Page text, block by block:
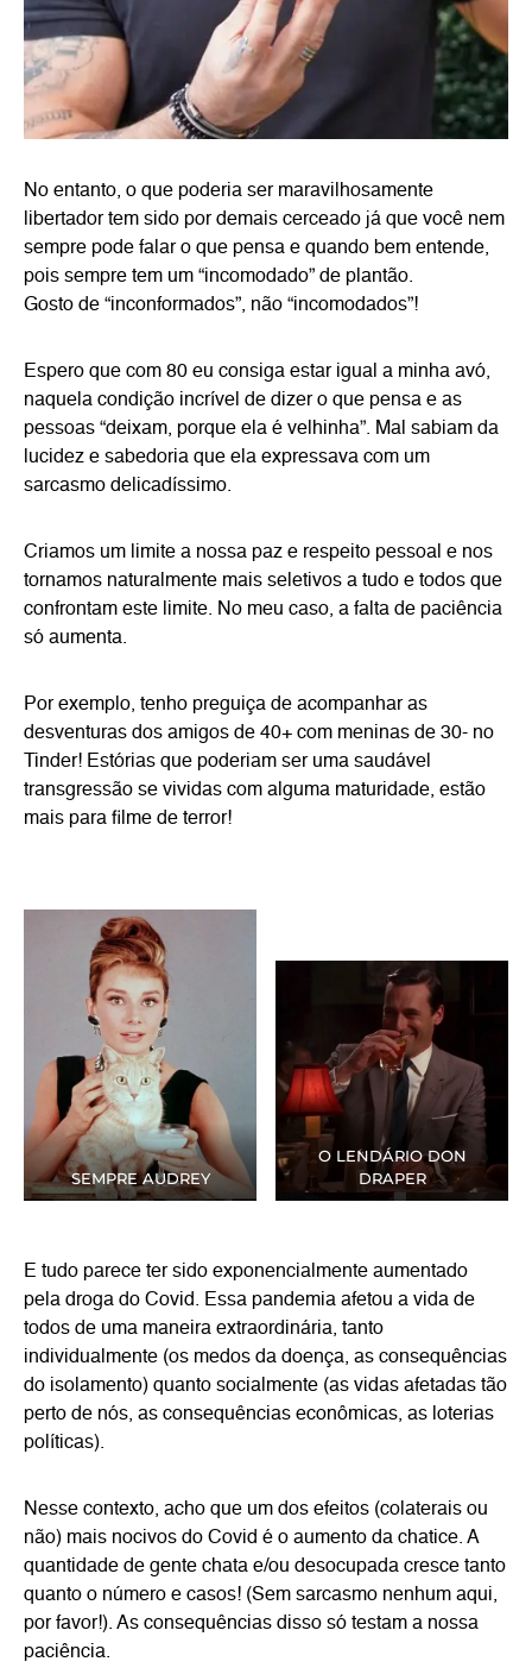
No entanto, o que poderia ser maravilhosamente
libertador tem sido por demais cerceado já que você nem
sempre pode falar o que pensa e quando bem entende,
pois sempre tem um “incomodado” de plantão.
Gosto de “inconformados”, não “incomodados”!
Espero que com 80 eu consiga estar igual a minha avó,
naquela condição incrível de dizer o que pensa e as
pessoas “deixam, porque ela é velhinha”. Mal sabiam da
lucidez e sabedoria que ela expressava com um
sarcasmo delicadíssimo.
Criamos um limite a nossa paz e respeito pessoal e nos
tornamos naturalmente mais seletivos a tudo e todos que
confrontam este limite. No meu caso, a falta de paciência
só aumenta.
Por exemplo, tenho preguiça de acompanhar as
desventuras dos amigos de 40+ com meninas de 30- no
Tinder! Estórias que poderiam ser uma saudável
transgressão se vividas com alguma maturidade, estão
mais para filme de terror!
SEMPRE AUDREY
O LENDÁRIO DON
DRAPER
E tudo parece ter sido exponencialmente aumentado
pela droga do Covid. Essa pandemia afetou a vida de
todos de uma maneira extraordinária, tanto
individualmente (os medos da doença, as consequências
do isolamento) quanto socialmente (as vidas afetadas tão
perto de nós, as consequências econômicas, as loterias
políticas).
Nesse contexto, acho que um dos efeitos (colaterais ou
não) mais nocivos do Covid é o aumento da chatice. A
quantidade de gente chata e/ou desocupada cresce tanto
quanto o número e casos! (Sem sarcasmo nenhum aqui,
por favor!). As consequências disso só testam a nossa
paciência.